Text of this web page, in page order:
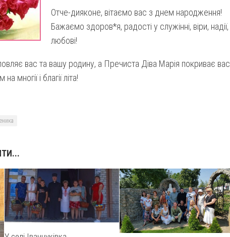
Отче-дияконе, вітаємо вас з днем народження!
Бажаємо здоров*я, радості у служінні, віри, надії,
любові!
вас та вашу родину, а Пречиста Діва Марія покриває вас
і благії літа!